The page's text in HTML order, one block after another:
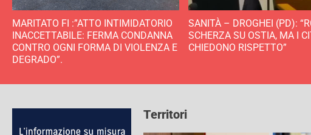
MARITATO FI :”ATTO INTIMIDATORIO
INACCETTABILE: FERMA CONDANNA
CONTRO OGNI FORMA DI VIOLENZA E
DEGRADO”.
SANITÀ – DROGHEI (PD):
SCHERZA SU OSTIA, MA I
CHIEDONO RISPETTO”
Territori